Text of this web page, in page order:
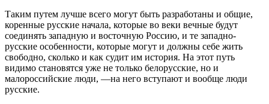
Таким путем лучше всего могут быть разработаны и общие,
коренные русские начала, которые во веки вечные будут
соединять западную и восточную Россию, и те западно-
русские особенности, которые могут и должны себе жить
свободно, сколько и как судит им история. На этот путь
видимо становятся уже не только белорусские, но и
малороссийские люди, —на него вступают и вообще люди
русские.